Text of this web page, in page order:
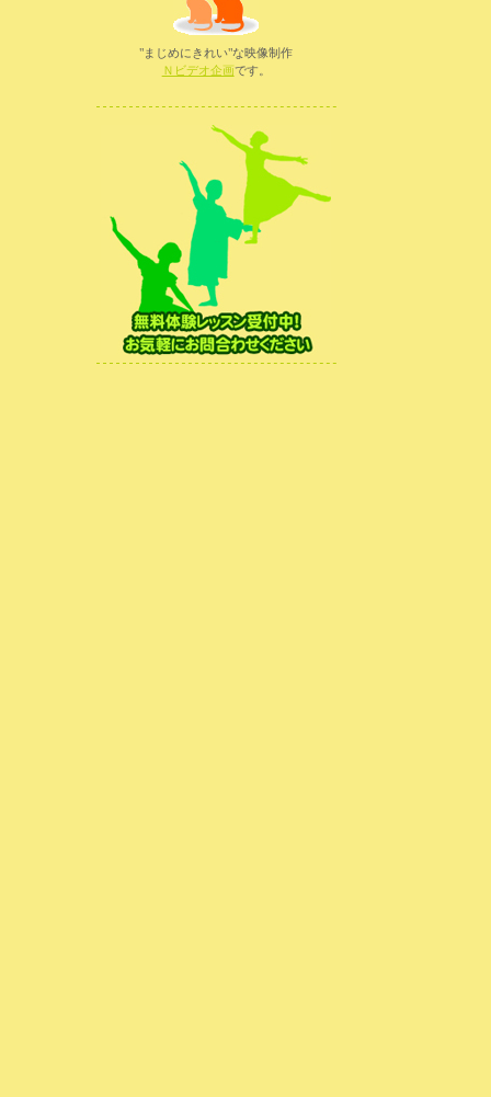
"まじめにきれい"な映像制作
Ｎビデオ企画です。